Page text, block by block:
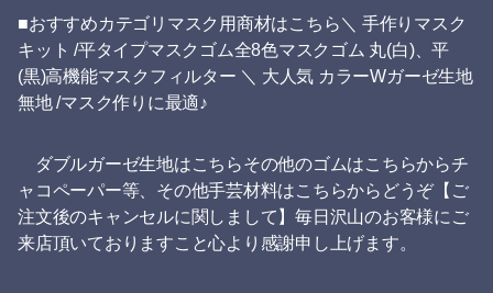
■おすすめカテゴリマスク用商材はこちら＼ 手作りマスク
キット /平タイプマスクゴム全8色マスクゴム 丸(白)、平
(黒)高機能マスクフィルター ＼ 大人気 カラーWガーゼ生地
無地 /マスク作りに最適♪
ダブルガーゼ生地はこちらその他のゴムはこちらからチ
ャコペーパー等、その他手芸材料はこちらからどうぞ【ご
注文後のキャンセルに関しまして】毎日沢山のお客様にご
来店頂いておりますこと心より感謝申し上げます。